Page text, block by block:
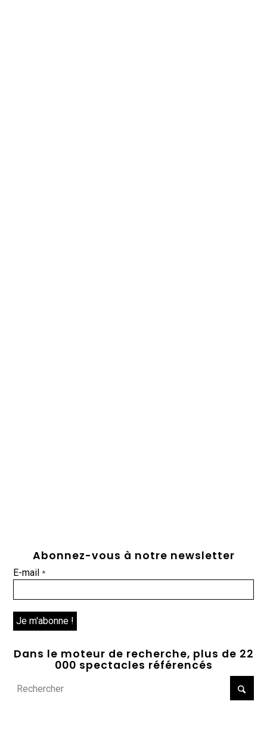
Abonnez-vous à notre newsletter
E-mail*
Dans le moteur de recherche, plus de 22
000 spectacles référencés